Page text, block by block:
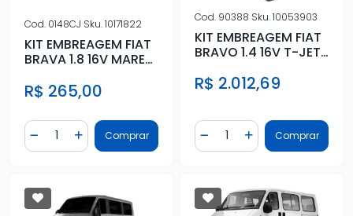
Cod. 0148CJ Sku.10171822
KIT EMBREAGEM FIAT
BRAVA 1.8 16V MAREA
R$ 265,00
Diminuir Quantidade
Quantidade
Adicionar Quantidade
Comprar
Cod. 90388 Sku.10053903
KIT EMBREAGEM FIAT
BRAVO 1.4 16V T-JET
ROLAM
R$ 2.012,69
Diminuir Quantidade
Quantidade
AdicionarComprar